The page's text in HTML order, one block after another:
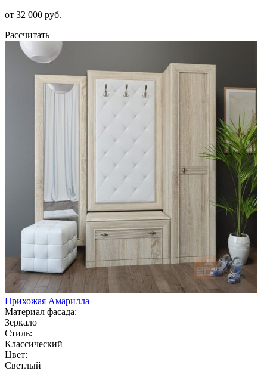
от 32 000 руб.
Рассчитать
Прихожая Амарилла
Материал фасада:
Зеркало
Стиль:
Классический
Цвет:
Светлый